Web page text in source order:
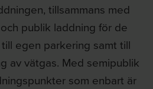
tillsammans med
publik laddning för de
egen parkering samt till
av vätgas. Med semipublik
som enbart är